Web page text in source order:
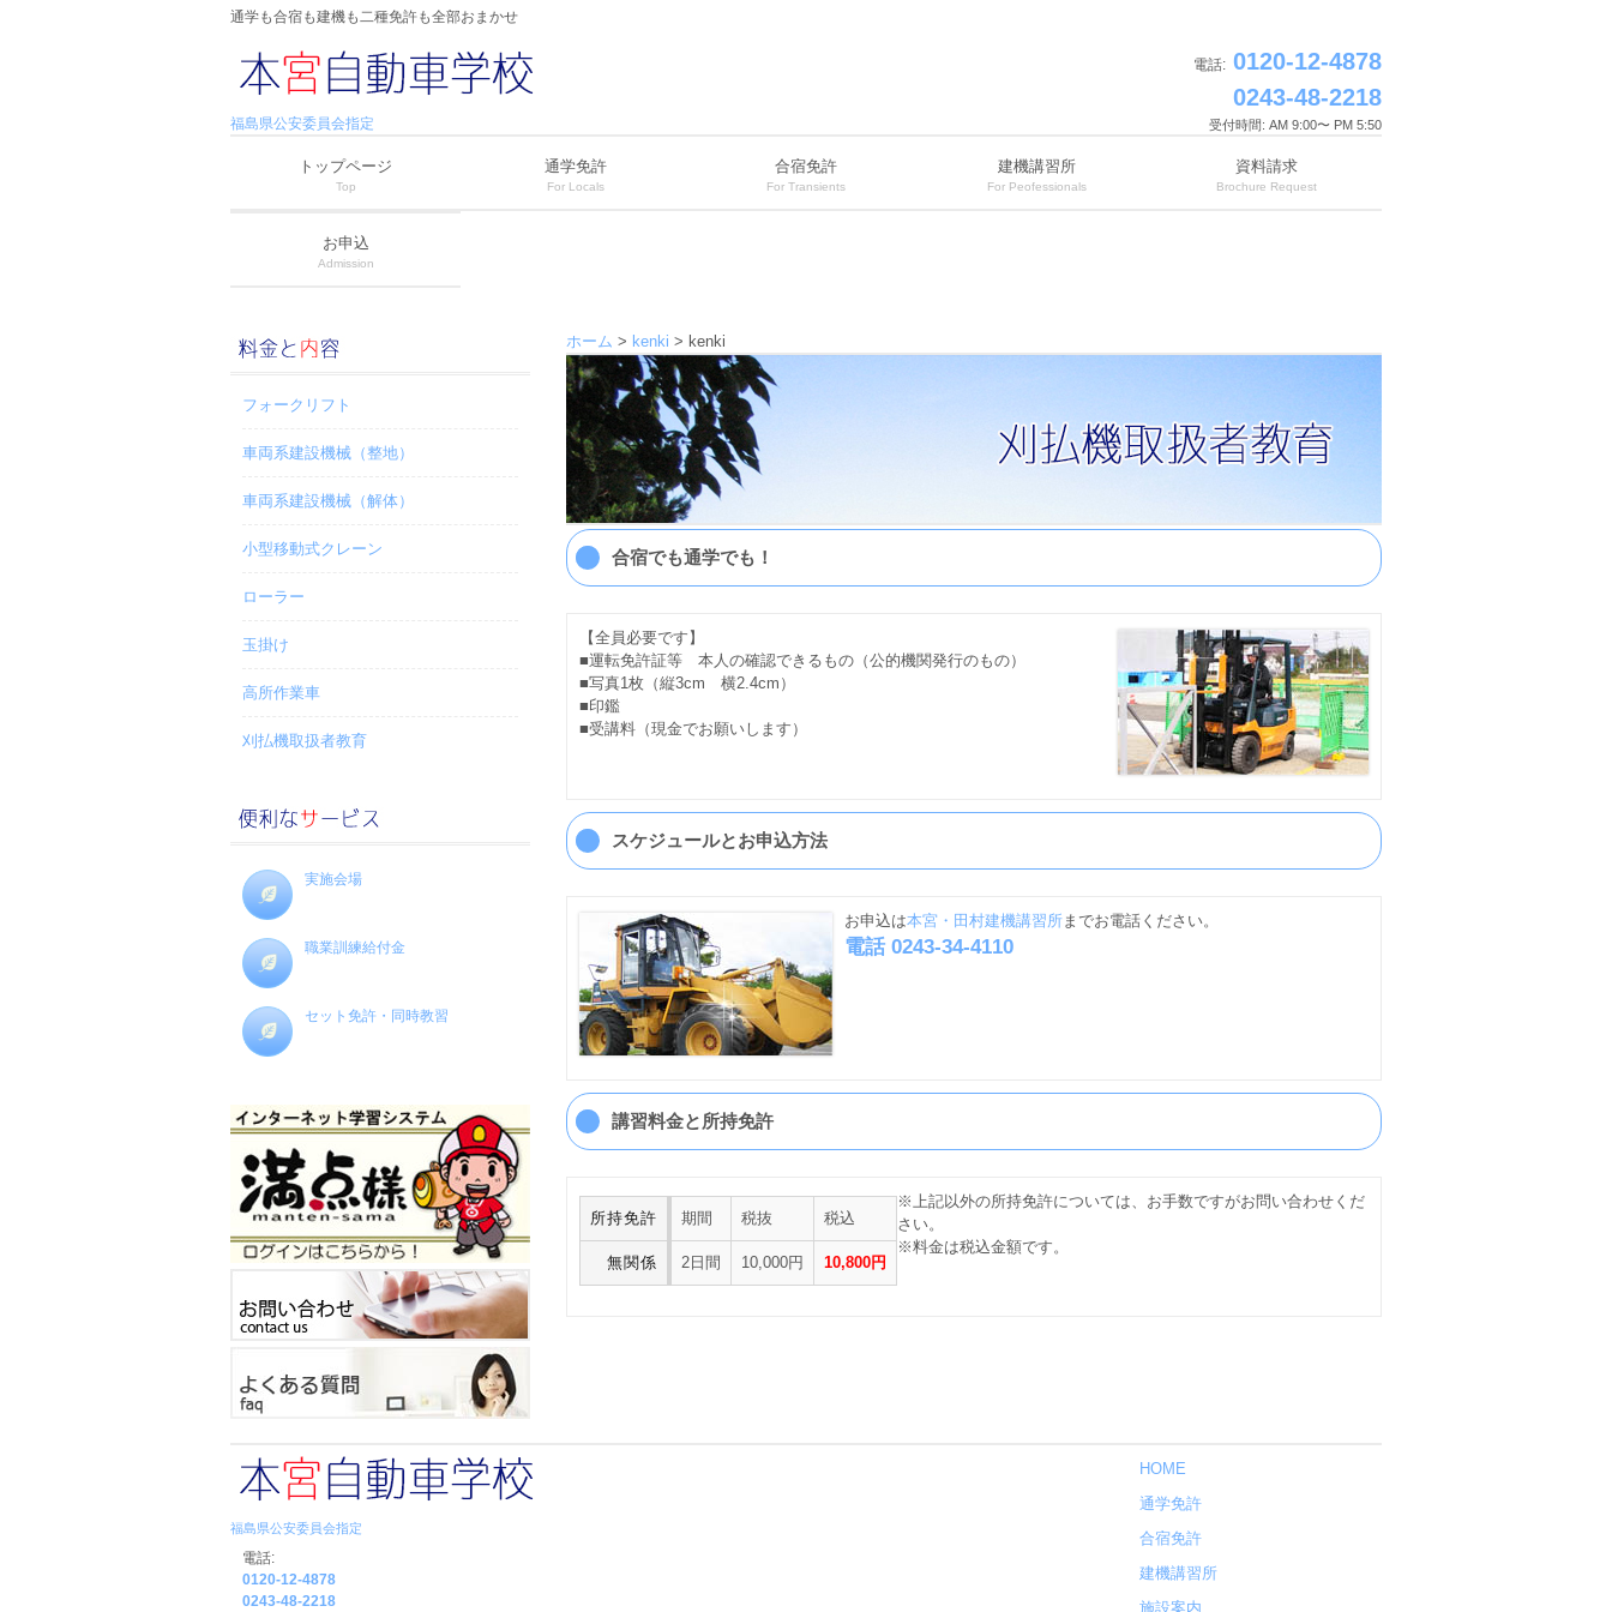
通学も合宿も建機も二種免許も全部おまかせ
福島県公安委員会指定
電話: 0120-12-4878
0243-48-2218
受付時間: AM 9:00〜 PM 5:50
トップページ
Top
通学免許
For Locals
合宿免許
For Transients
建機講習所
For Peofessionals
資料請求
Brochure Request
お申込
Admission
ホーム > kenki > kenki
合宿でも通学でも！
【全員必要です】
■運転免許証等 本人の確認できるもの（公的機関発行のもの）
■写真1枚（縦3cm 横2.4cm）
■印鑑
■受講料（現金でお願いします）
スケジュールとお申込方法
お申込は本宮・田村建機講習所までお電話ください。
電話 0243-34-4110
講習料金と所持免許
所持免許 期間 税抜 税込
無関係 2日間 10,000円 10,800円
※上記以外の所持免許については、お手数ですがお問い合わせくだ
さい。
※料金は税込金額です。
フォークリフト
車両系建設機械（整地）
車両系建設機械（解体）
小型移動式クレーン
ローラー
玉掛け
高所作業車
刈払機取扱者教育
実施会場
職業訓練給付金
セット免許・同時教習
福島県公安委員会指定
電話:
0120-12-4878
0243-48-2218
HOME
通学免許
合宿免許
建機講習所
施設案内